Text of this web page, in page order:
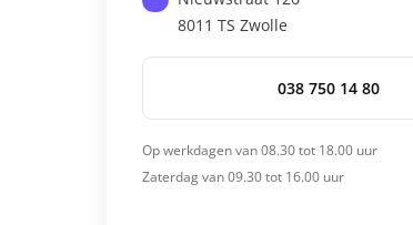
8011 TS Zwolle
038 750 14 80
Op werkdagen van 08.30 tot 18.00 uur
Zaterdag van 09.30 tot 16.00 uur